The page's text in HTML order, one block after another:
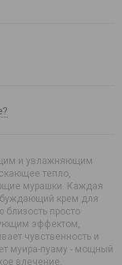
и увлажняющим
тепло,
мурашки. Каждая
крем для
просто
эффектом,
чувственность и
муира-пуаму - мощный
влечение.